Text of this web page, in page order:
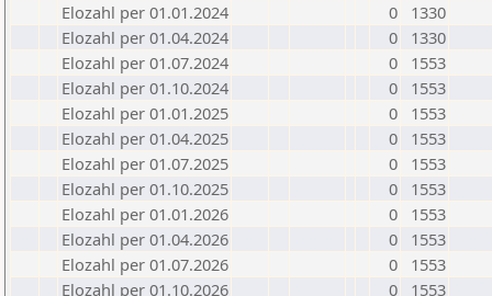
Elozahl per 01.01.2024
0
1330
Elozahl per 01.04.2024
0
1330
Elozahl per 01.07.2024
0
1553
Elozahl per 01.10.2024
0
1553
Elozahl per 01.01.2025
0
1553
Elozahl per 01.04.2025
0
1553
Elozahl per 01.07.2025
0
1553
Elozahl per 01.10.2025
0
1553
Elozahl per 01.01.2026
0
1553
Elozahl per 01.04.2026
0
1553
Elozahl per 01.07.2026
0
1553
Elozahl per 01.10.2026
0 1553